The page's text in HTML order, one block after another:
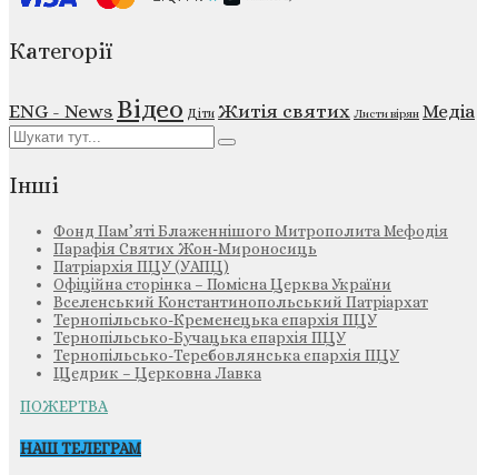
Категорії
ENG - News Відео Діти Житія святих Листи вірян Медіа
Інші
Фонд Пам’яті Блаженнішого Митрополита Мефодія
Парафія Святих Жон-Мироносиць
Патріархія ПЦУ (УАПЦ)
Офіційна сторінка – Помісна Церква України
Вселенський Константинопольський Патріархат
Тернопільсько-Кременецька єпархія ПЦУ
Тернопільсько-Бучацька єпархія ПЦУ
Тернопільсько-Теребовлянська єпархія ПЦУ
Щедрик – Церковна Лавка
ПОЖЕРТВА
НАШ ТЕЛЕГРАМ